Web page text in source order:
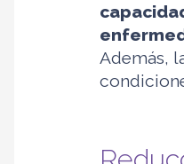
Además,